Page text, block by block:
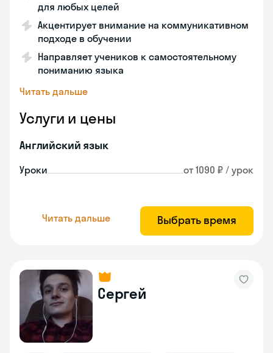
для любых целей
Акцентирует внимание на коммуникативном
подходе в обучении
Направляет учеников к самостоятельному
пониманию языка
Читать дальше
Услуги и цены
Английский язык
Уроки от 1090 ₽ / урок
Читать дальше Выбрать время
Сергей